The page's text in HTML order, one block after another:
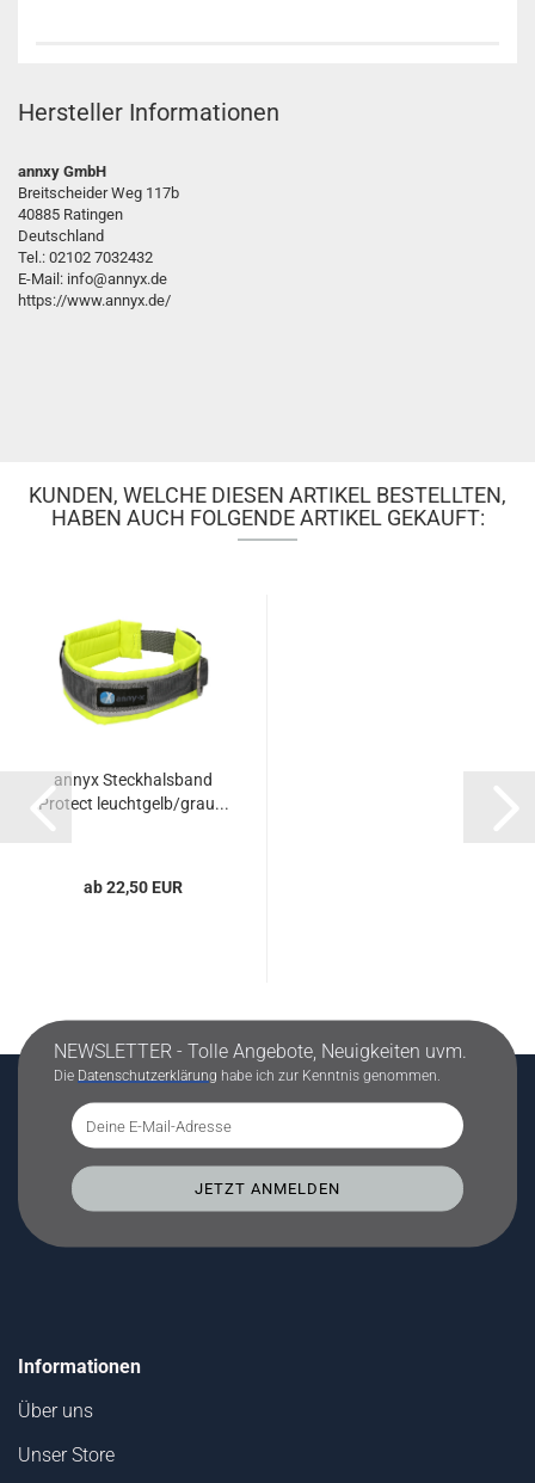
Hersteller Informationen
annxy GmbH
Breitscheider Weg 117b
40885 Ratingen
Deutschland
Tel.: 02102 7032432
E-Mail: info@annyx.de
https://www.annyx.de/
KUNDEN, WELCHE DIESEN ARTIKEL BESTELLTEN,
HABEN AUCH FOLGENDE ARTIKEL GEKAUFT:
annyx Steckhalsband
Protect leuchtgelb/grau...
ab 22,50 EUR
NEWSLETTER - Tolle Angebote, Neuigkeiten uvm.
Die Datenschutzerklärung habe ich zur Kenntnis genommen.
Informationen
Über uns
Unser Store